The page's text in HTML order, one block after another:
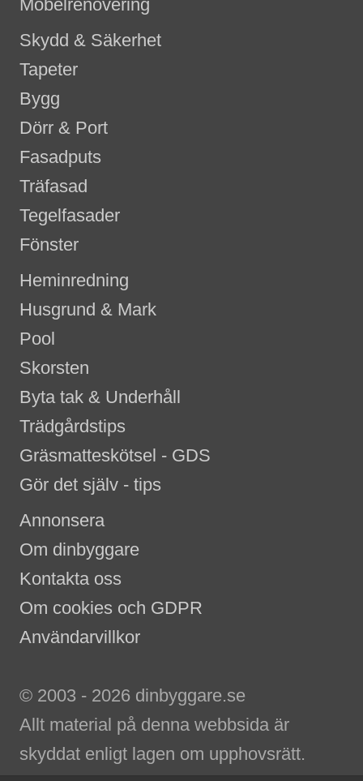
Möbelrenovering
Skydd & Säkerhet
Tapeter
Bygg
Dörr & Port
Fasadputs
Träfasad
Tegelfasader
Fönster
Heminredning
Husgrund & Mark
Pool
Skorsten
Byta tak & Underhåll
Trädgårdstips
Gräsmatteskötsel - GDS
Gör det själv - tips
Annonsera
Om dinbyggare
Kontakta oss
Om cookies och GDPR
Användarvillkor
© 2003 - 2026 dinbyggare.se
Allt material på denna webbsida är
skyddat enligt lagen om upphovsrätt.